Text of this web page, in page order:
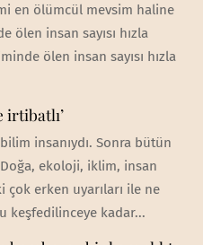
en ölümcül mevsim haline
ölen insan sayısı hızla
ölen insan sayısı hızla
irtibatlı’
insanıydı. Sonra bütün
ekoloji, iklim, insan
çok erken uyarıları ile ne
keşfedilinceye kadar...